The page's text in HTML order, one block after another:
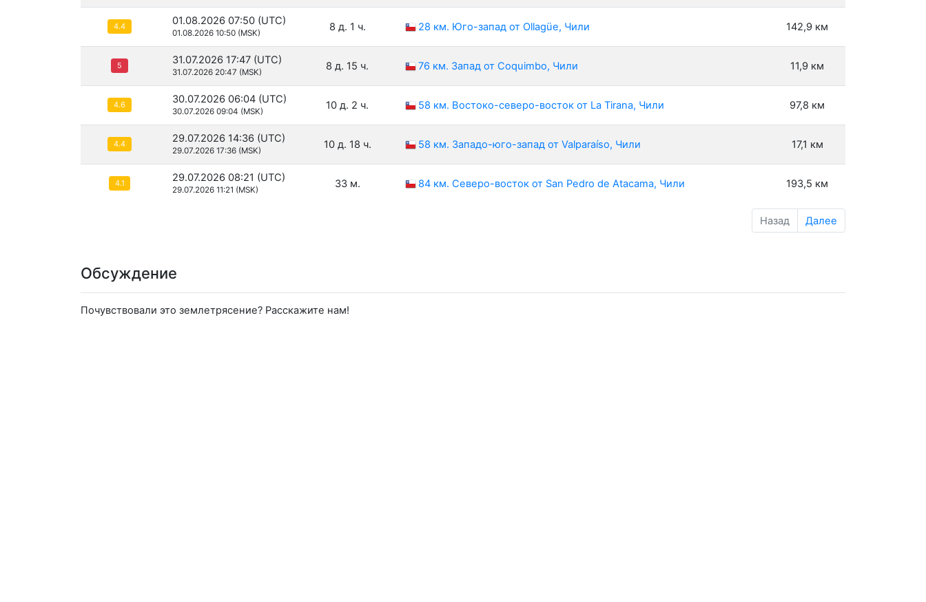
4.4 01.08.2026 07:50 (UTC)
01.08.2026 10:50 (MSK) 8 д. 1 ч. 28 км. Юго-запад от Ollagüe, Чили 142,9 км
5 31.07.2026 17:47 (UTC)
31.07.2026 20:47 (MSK) 8 д. 15 ч. 76 км. Запад от Coquimbo, Чили 11,9 км
4.6 30.07.2026 06:04 (UTC)
30.07.2026 09:04 (MSK) 10 д. 2 ч. 58 км. Востоко-северо-восток от La Tirana, Чили 97,8 км
4.4 29.07.2026 14:36 (UTC)
29.07.2026 17:36 (MSK) 10 д. 18 ч. 58 км. Западо-юго-запад от Valparaíso, Чили 17,1 км
4.1 29.07.2026 08:21 (UTC)
29.07.2026 11:21 (MSK) 33 м. 84 км. Северо-восток от San Pedro de Atacama, Чили 193,5 км
Назад Далее
Обсуждение
Почувствовали это землетрясение? Расскажите нам!